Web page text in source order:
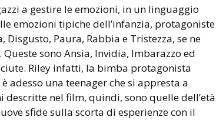
a gestire le emozioni, in un linguaggio
emozioni tipiche dell’infanzia, protagoniste
Disgusto, Paura, Rabbia e Tristezza, se ne
sono Ansia, Invidia, Imbarazzo ed
Riley infatti, la bimba protagonista
adesso una teenager che si appresta a
descritte nel film, quindi, sono quelle dell’età
sfide sulla scorta di esperienze con il